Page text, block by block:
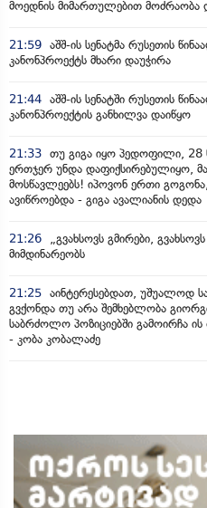
მოედნის მიმართულებით მოძრაობა
21:59 აშშ-ის სენატმა რუსეთის
კანონპროექტს მხარი დაუჭირა
21:44 აშშ-ის სენატში რუსეთის
კანონპროექტის განხილვა დაიწყო
21:33 თუ გიგა იყო პედოფილი, 28
ერთჯერ უნდა დაფიქსირებულიყო,
მოსწავლეებს! იპოვონ ერთი
ავიწროებდა - გიგა ავალიანის დედა
21:26
„გვახსოვს გმირები,
მიმდინარეობს
21:25 აინტერესებდათ, უშუალოდ
გვქონდა თუ არა შემხებლობა
საბრძოლო პოზიციებში გამოირჩა ის
- კობა კობალაძე